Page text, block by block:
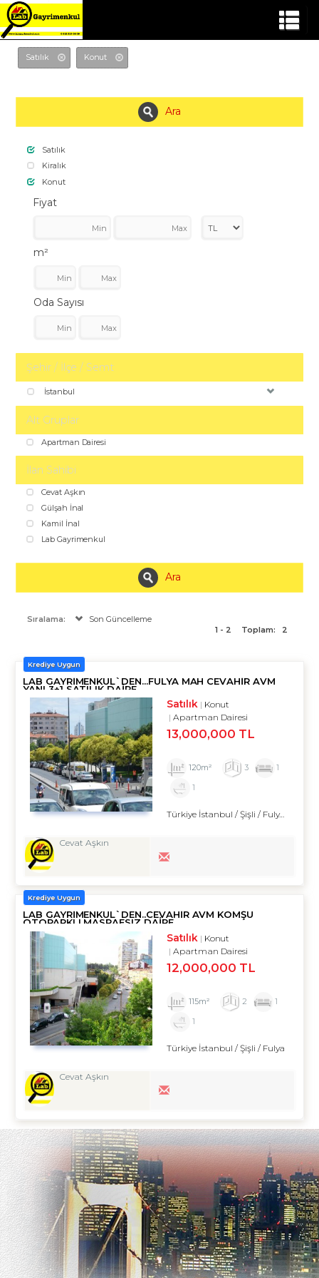
Satılık Konut
Ara
Satılık
Kiralık
Konut
Fiyat
m²
Oda Sayısı
Şehir / İlçe / Semt
İstanbul
Alt Gruplar
Apartman Dairesi
İlan Sahibi
Cevat Aşkın
Gülşah İnal
Kamil İnal
Lab Gayrimenkul
Ara
Sıralama:
Son Güncelleme
1 - 2
Toplam: 2
Krediye Uygun
LAB GAYRIMENKUL`DEN...FULYA MAH CEVAHİR AVM
YANI 3+1 SATILIK DAİRE
Satılık
Konut
Apartman Dairesi
13,000,000 TL
120m² 3
1
1
Türkiye İstanbul / Şişli / Fulya
Cevat Aşkın
Krediye Uygun
LAB GAYRIMENKUL`DEN..CEVAHİR AVM KOMŞU
OTOPARKLI MASRAFSIZ DAİRE
Satılık
Konut
Apartman Dairesi
12,000,000 TL
115m² 2
1
1
Türkiye İstanbul / Şişli / Fulya
Cevat Aşkın